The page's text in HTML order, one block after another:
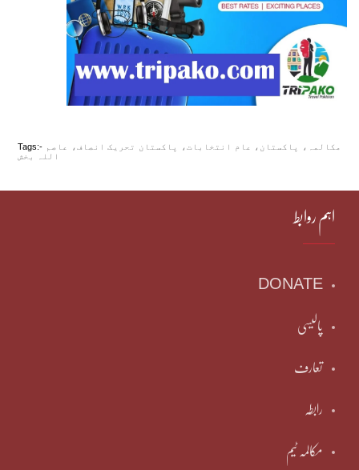
Tags:- مکالمہ، پاکستان، عام انتخابات، پاکستان تحریک انصاف، عاصم
اللہ بخش
اہم روابط
DONATE
پالیسی
تعارف
رابطہ
مکالمہ ٹیم